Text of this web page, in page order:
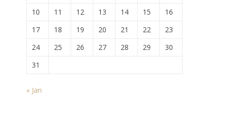
10
11 12 13 14 15
16
17
18 19 20 21 22
23
24
25 26 27 28 29
30
31
« Jan